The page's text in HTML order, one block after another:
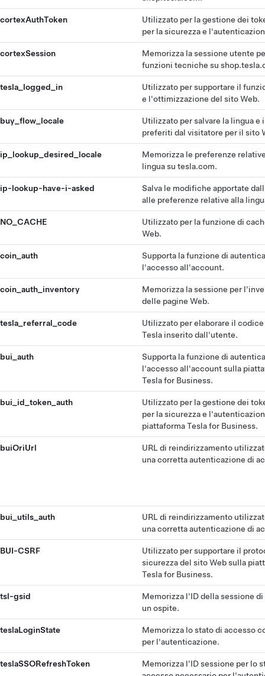
cortexAuthToken
Utilizzato per la gestione dei
per la sicurezza e
cortexSession
Memorizza la sessione utente
funzioni tecniche su
tesla_logged_in
Utilizzato per supportare il
e l'ottimizzazione del sito Web.
buy_flow_locale
Utilizzato per salvare la lingua e
preferiti dal visitatore per il sito
ip_lookup_desired_locale
Memorizza le preferenze
lingua su tesla.com.
ip-lookup-have-i-asked
Salva le modifiche apportate
alle preferenze relative alla
NO_CACHE
Utilizzato per la funzione di
Web.
coin_auth
Supporta la funzione di
l'accesso all'account.
coin_auth_inventory
Memorizza la sessione per
delle pagine Web.
tesla_referral_code
Utilizzato per elaborare il
Tesla inserito dall'utente.
bui_auth
Supporta la funzione di
l'accesso all'account sulla
Tesla for Business.
bui_id_token_auth
Utilizzato per la gestione dei
per la sicurezza e
piattaforma Tesla for Business.
buiOriUrl
URL di reindirizzamento
una corretta autenticazione di
bui_utils_auth
URL di reindirizzamento
una corretta autenticazione di
BUI-CSRF
Utilizzato per supportare il
sicurezza del sito Web sulla
Tesla for Business.
tsl-gsid
Memorizza l'ID della sessione
un ospite.
teslaLoginState
Memorizza lo stato di accesso
per l'autenticazione.
teslaSSORefreshToken
Memorizza l'ID sessione per lo